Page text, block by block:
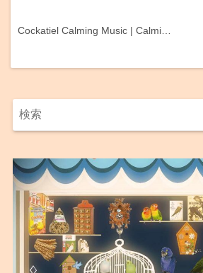
Cockatiel Calming Music | Calmi…